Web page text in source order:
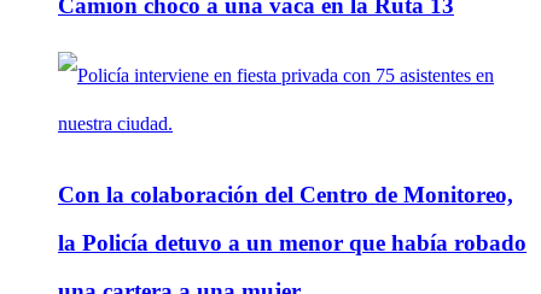
Camión chocó a una vaca en la Ruta 13
Con la colaboración del Centro de Monitoreo,
la Policía detuvo a un menor que había robado